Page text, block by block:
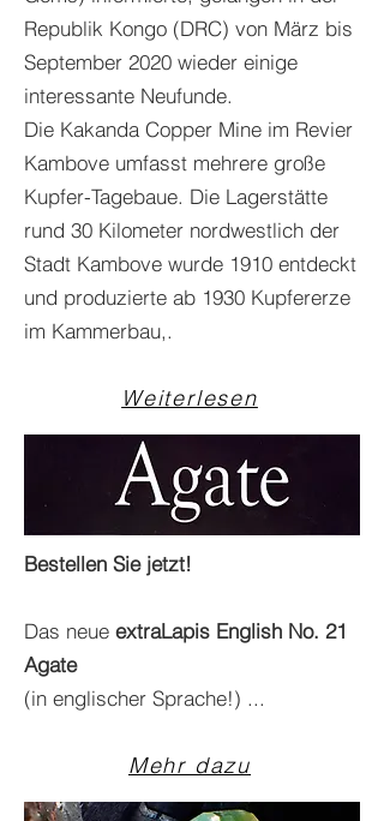
Republik Kongo (DRC) von März bis
September 2020 wieder einige
interessante Neufunde.
Die Kakanda Copper Mine im Revier
Kambove umfasst mehrere große
Kupfer-Tagebaue. Die Lagerstätte
rund 30 Kilometer nordwestlich der
Stadt Kambove wurde 1910 entdeckt
und produzierte ab 1930 Kupfererze
im Kammerbau,.
Weiterlesen
Bestellen Sie jetzt!
Das neue extraLapis English No. 21
Agate
(in englischer Sprache!) ...
Mehr dazu